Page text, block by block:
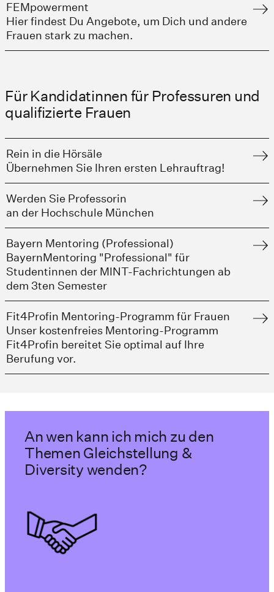
FEMpowerment
Hier findest Du Angebote, um Dich und andere
Frauen stark zu machen.
Für Kandidatinnen für Professuren und
qualifizierte Frauen
Rein in die Hörsäle
Übernehmen Sie Ihren ersten Lehrauftrag!
Werden Sie Professorin
an der Hochschule München
Bayern Mentoring (Professional)
BayernMentoring "Professional" für
Studentinnen der MINT-Fachrichtungen ab
dem 3ten Semester
Fit4Profin Mentoring-Programm für Frauen
Unser kostenfreies Mentoring-Programm
Fit4Profin bereitet Sie optimal auf Ihre
Berufung vor.
An wen kann ich mich zu den
Themen Gleichstellung &
Diversity wenden?